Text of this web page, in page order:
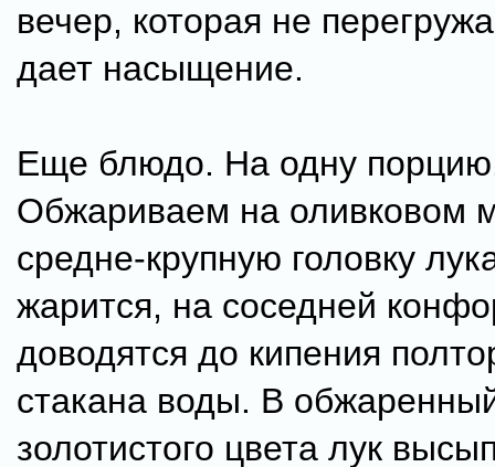
вечер, которая не
дает насыщение.
Еще блюдо. На одну
Обжариваем на оливковом
средне-крупную головку
жарится, на соседней
доводятся до кипения
стакана воды. В
золотистого цвета лук